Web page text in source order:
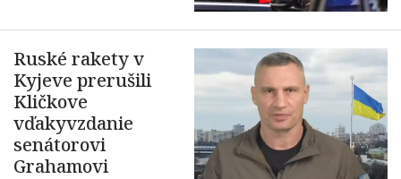
Ruské rakety v
Kyjeve prerušili
Kličkove
vďakyvzdanie
senátorovi
Grahamovi